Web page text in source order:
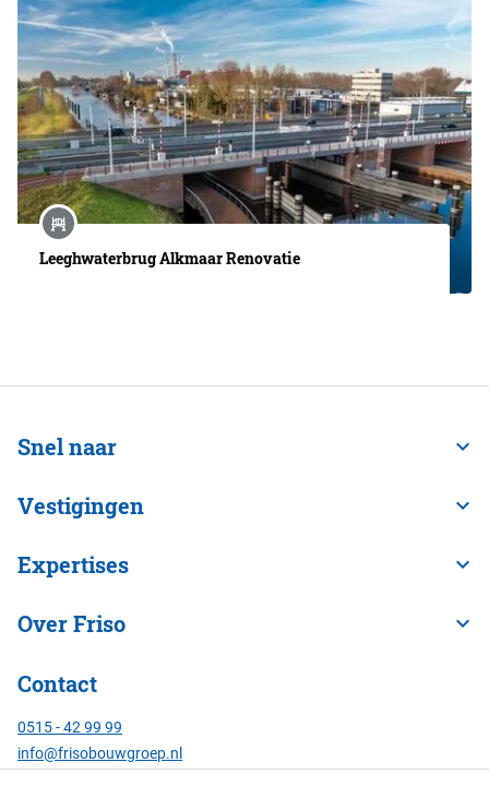
Leeghwaterbrug Alkmaar Renovatie
Snel naar
Vestigingen
Expertises
Over Friso
Contact
0515 - 42 99 99
info@frisobouwgroep.nl